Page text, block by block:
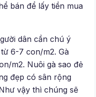
bán để lấy tiền mua
dân cần chú ý
6-7 con/m2. Gà
m2. Nuôi gà sao đẻ
đẹp có sân rộng
vậy thì chúng sẽ